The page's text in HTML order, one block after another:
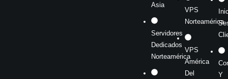
Asia
Servidores
Dedicados
Norteamérica
VPS
Norteamérica
VPS
América
Del
Y